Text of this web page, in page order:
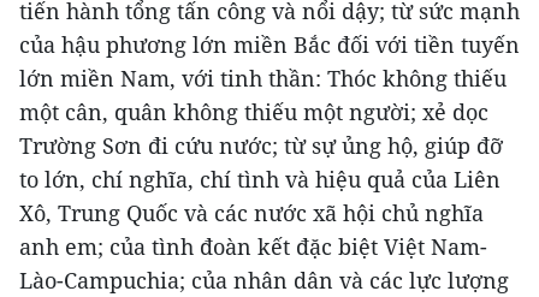
tiến hành tổng tấn công và nổi dậy; từ sức mạnh
của hậu phương lớn miền Bắc đối với tiền tuyến
lớn miền Nam, với tinh thần: Thóc không thiếu
một cân, quân không thiếu một người; xẻ dọc
Trường Sơn đi cứu nước; từ sự ủng hộ, giúp đỡ
to lớn, chí nghĩa, chí tình và hiệu quả của Liên
Xô, Trung Quốc và các nước xã hội chủ nghĩa
anh em; của tình đoàn kết đặc biệt Việt Nam-
Lào-Campuchia; của nhân dân và các lực lượng